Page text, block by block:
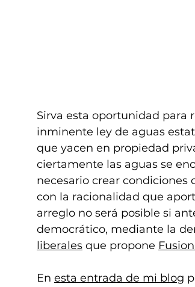
Sirva esta oportunidad para
inminente ley de aguas
que yacen en propiedad
ciertamente las aguas se
necesario crear
con la racionalidad que
arreglo no será posible si
democrático, mediante la
liberales que propone
En esta entrada de mi blog